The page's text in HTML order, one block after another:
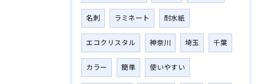
名刺 ラミネート 耐水紙
エコクリスタル 神奈川 埼玉 千葉
カラー 簡単 使いやすい